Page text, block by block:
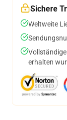
Sichere
Weltweite
erhalten